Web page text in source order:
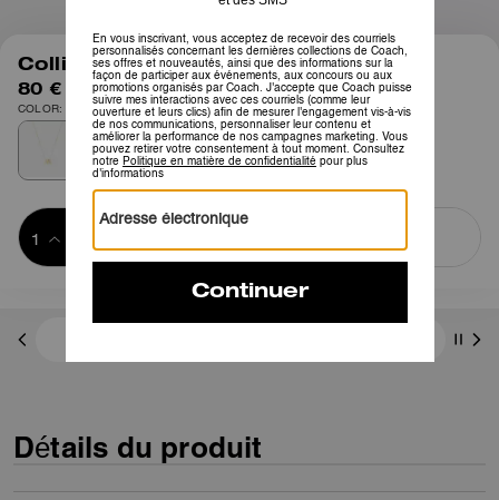
1/3
Collier Répété C Rondelle
80 €
COLOR: Doré
panier
Détails du produit